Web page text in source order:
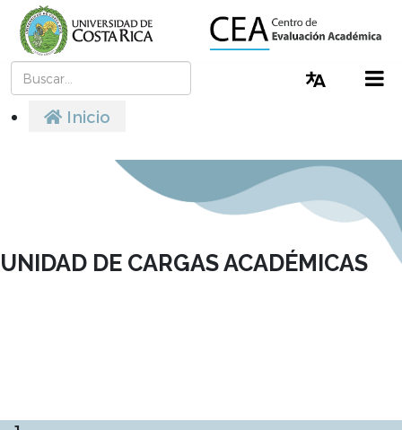
Buscar
Inicio
UNIDAD DE CARGAS ACADÉMICAS